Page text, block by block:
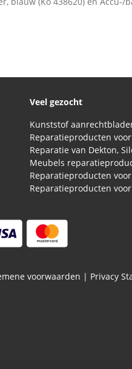
Veel gezocht
Meubels
Reparatieproducten
voorwaarden | Privacy